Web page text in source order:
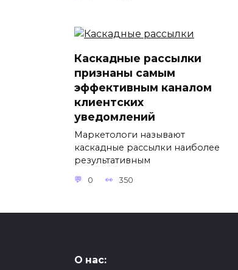
Каскадные рассылки
признаны самым
эффективным каналом
клиентских
уведомлений
Маркетологи называют
каскадные рассылки наиболее
результативным
0 350
О нас: